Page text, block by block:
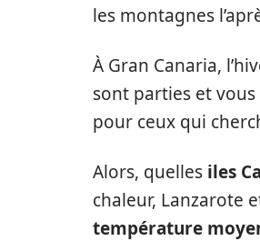
les montagnes
À Gran Canaria,
sont parties et
pour ceux qui
Alors, quelles iles
chaleur, Lanzarote
température